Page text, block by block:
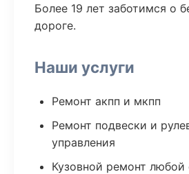
Более 19 лет заботимся о
дороге.
Наши услуги
Ремонт акпп и мкпп
Ремонт подвески и
управления
Кузовной ремонт любой